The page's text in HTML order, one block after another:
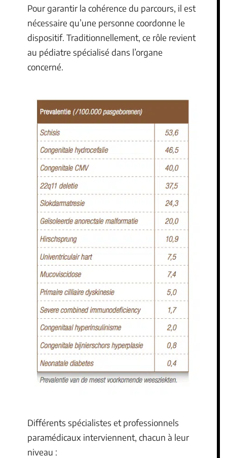
Pour garantir la cohérence du parcours, il est
nécessaire qu’une personne coordonne le
dispositif. Traditionnellement, ce rôle revient
au pédiatre spécialisé dans l’organe
concerné.
Différents spécialistes et professionnels
paramédicaux interviennent, chacun à leur
niveau :